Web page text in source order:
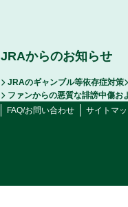
JRAからのお知らせ
JRAのギャンブル等依存症対策
ファンからの悪質な誹謗中傷お
FAQ/お問い合わせ
サイトマ